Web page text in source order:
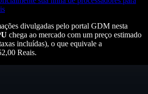
divulgadas pelo portal GDM nesta
chega ao mercado com um preço estimado
incluídas), o que equivale a
Reais.